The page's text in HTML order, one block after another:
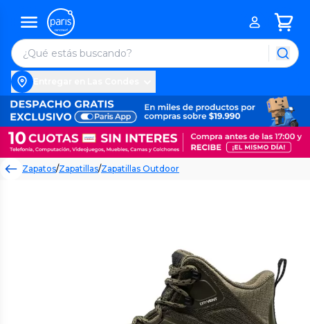
Zapatos/Zapatillas/Zapatillas Outdoor